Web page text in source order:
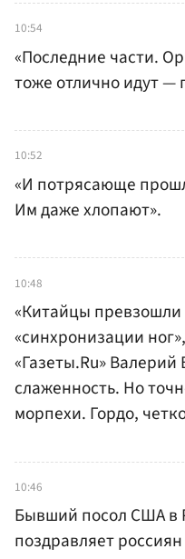
10:54
«Последние части.
тоже отлично идут —
10:52
«И потрясающе
Им даже хлопают».
10:48
«Китайцы превзошли
«синхронизации
«Газеты.Ru»
слаженность. Но
морпехи. Гордо,
10:46
Бывший посол США в
поздравляет россиян